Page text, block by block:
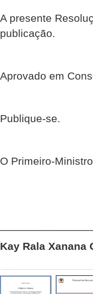
A presente
publicação.
Aprovado em
Publique-se.
O Primeiro-
Kay Rala Xanana